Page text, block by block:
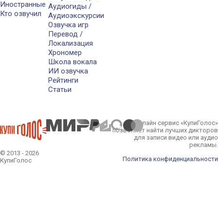
Иностранные
Кто озвучил
Аудиогиды /
Аудиоэкскурсии
Озвучка игр
Перевод /
Локализация
Хрономер
Школа вокала
ИИ озвучка
Рейтинги
Статьи
© 2013 - 2026
КупиГолос
Онлайн сервис «КупиГолос»
позволяет найти лучших дикторов
для записи видео или аудио
рекламы.
Политика конфиденциальности